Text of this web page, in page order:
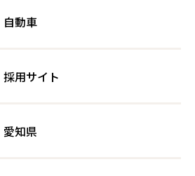
自動車
採用サイト
愛知県